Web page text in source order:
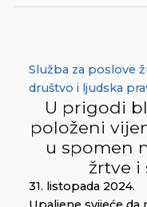
Služba za poslove
društvo i ljudska
U prigodi
položeni
u spomen
žrtve i
31. listopada 2024.